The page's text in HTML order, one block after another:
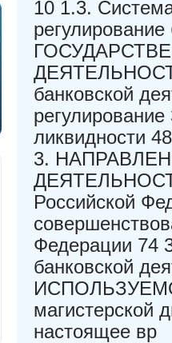
10 1.3.
банковской
ликвидности
3.
Российской
Федерации 74
банковской
магистерской
настоящее вр